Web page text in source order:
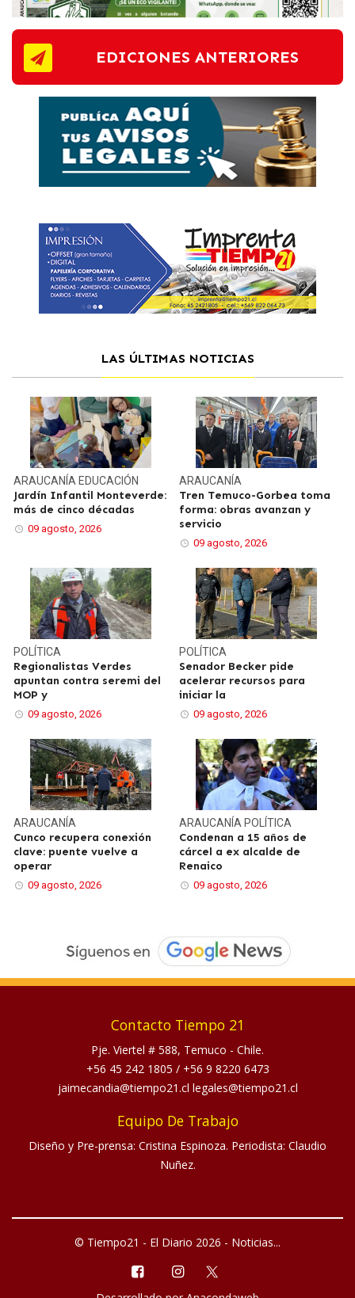
EDICIONES ANTERIORES
LAS ÚLTIMAS NOTICIAS
ARAUCANÍA EDUCACIÓN
Jardín Infantil Monteverde:
más de cinco décadas
09 agosto, 2026
ARAUCANÍA
Tren Temuco-Gorbea toma
forma: obras avanzan y
servicio
09 agosto, 2026
POLÍTICA
Regionalistas Verdes
apuntan contra seremi del
MOP y
09 agosto, 2026
POLÍTICA
Senador Becker pide
acelerar recursos para
iniciar la
09 agosto, 2026
ARAUCANÍA
Cunco recupera conexión
clave: puente vuelve a
operar
09 agosto, 2026
ARAUCANÍA POLÍTICA
Condenan a 15 años de
cárcel a ex alcalde de
Renaico
09 agosto, 2026
Contacto Tiempo 21
Pje. Viertel # 588, Temuco - Chile.
+56 45 242 1805 / +56 9 8220 6473
jaimecandia@tiempo21.cl legales@tiempo21.cl
Equipo De Trabajo
Diseño y Pre-prensa: Cristina Espinoza. Periodista: Claudio
Nuñez.
© Tiempo21 - El Diario 2026 - Noticias...